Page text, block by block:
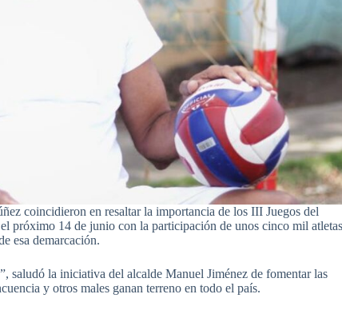
coincidieron en resaltar la importancia de los III Juegos del
próximo 14 de junio con la participación de unos cinco mil
esa demarcación.
saludó la iniciativa del alcalde Manuel Jiménez de fomentar las
y otros males ganan terreno en todo el país.